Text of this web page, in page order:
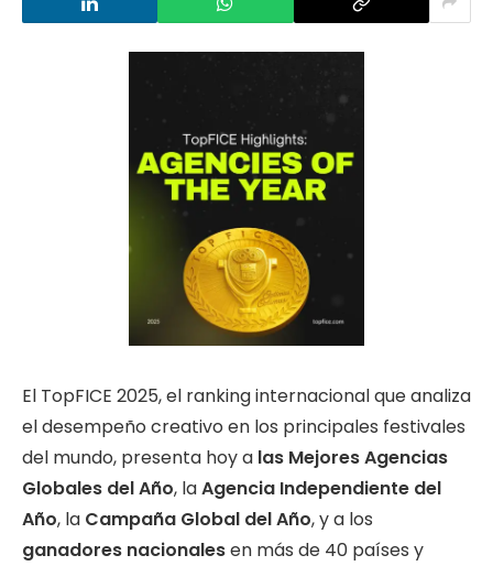
El TopFICE 2025, el ranking internacional que analiza
el desempeño creativo en los principales festivales
del mundo, presenta hoy a las Mejores Agencias
Globales del Año, laAgencia Independiente del
Año, la Campaña Global del Año, y a los
ganadores nacionalesen más de 40 países y